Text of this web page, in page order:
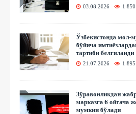
03.08.2026 1 850
Ўзбекистонда мол-
бўйича
тартиби белгиланди
21.07.2026 1 895
Зўравонликдан
марказга 6 ойгача
мумкин бўлади